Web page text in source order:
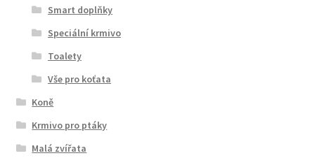
Smart doplňky
Speciální krmivo
Toalety
Vše pro koťata
Koně
Krmivo pro ptáky
Malá zvířata